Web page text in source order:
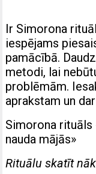
Ir Simorona
iespējams
pamācībā.
metodi, lai
problēmām.
aprakstam un
Simorona rituāls
nauda mājās»
Rituālu skatīt